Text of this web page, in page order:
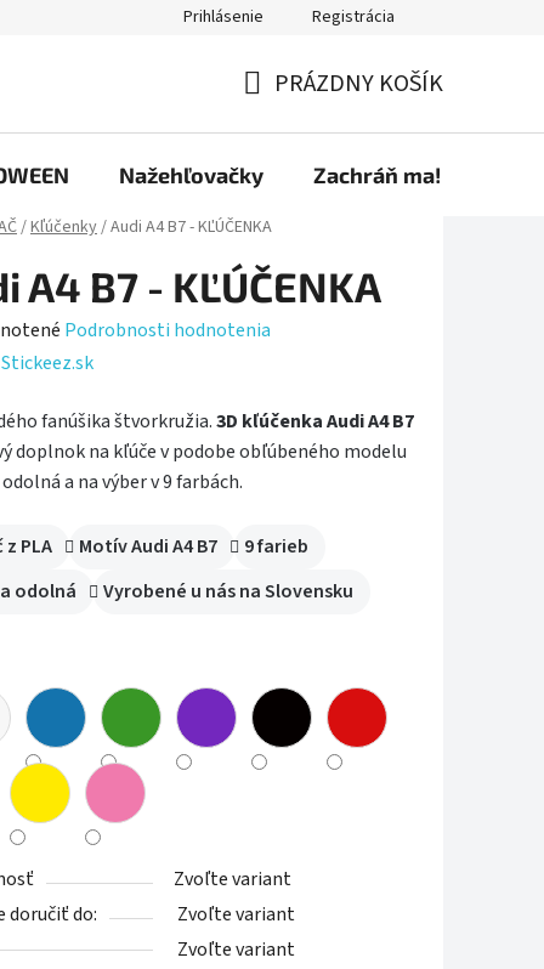
Predávané značky Ako nakupovať
Prihlásenie Registrácia
KOŠÍK
PRÁZDNY KOŠÍK
Nažehľovačky Zachráň ma!
/Kľúčenky/Audi A4 B7 - KĽÚČENKA
A4 B7 - KĽÚČENKA
Podrobnosti hodnotenia
Stickeez.sk
fanúšika štvorkružia.3D kľúčenka Audi A4 B7
doplnok na kľúče v podobe obľúbeného modelu
a na výber v 9 farbách.
PLA Motív Audi A4 B7
9 farieb
odolná
Vyrobené u nás na Slovensku
Zvoľte variant
doručiť do:
Zvoľte variant
Zvoľte variant